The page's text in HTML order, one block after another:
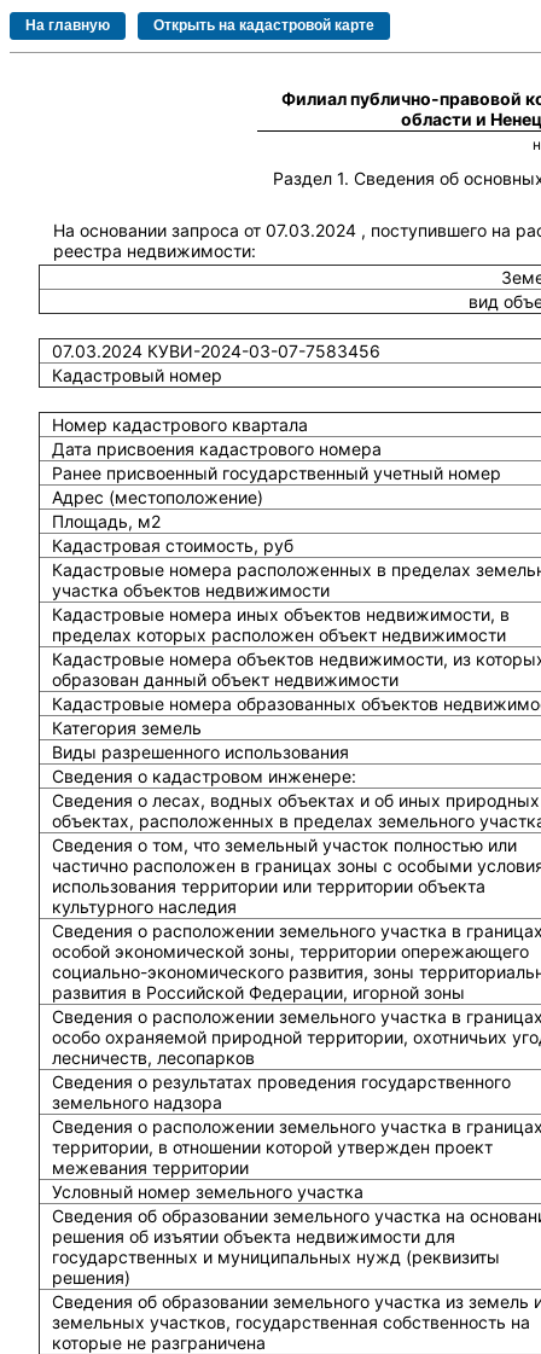
Филиал публично-правовой
области и
Раздел 1. Сведения об
На основании запроса от 07.03.2024 , поступившего на
реестра недвижимости:
вид
07.03.2024 КУВИ-2024-03-07-7583456
Кадастровый номер
Номер кадастрового квартала
Дата присвоения кадастрового номера
Ранее присвоенный государственный учетный номер
Адрес (местоположение)
Площадь, м2
Кадастровая стоимость, руб
Кадастровые номера расположенных в пределах
участка объектов недвижимости
Кадастровые номера иных объектов недвижимости, в
пределах которых расположен объект недвижимости
Кадастровые номера объектов недвижимости, из
образован данный объект недвижимости
Кадастровые номера образованных объектов
Категория земель
Виды разрешенного использования
Сведения о кадастровом инженере:
Cведения о лесах, водных объектах и об иных природных
объектах, расположенных в пределах земельного
Сведения о том, что земельный участок полностью или
частично расположен в границах зоны с особыми
использования территории или территории объекта
культурного наследия
Сведения о расположении земельного участка в
особой экономической зоны, территории опережающего
социально-экономического развития, зоны
развития в Российской Федерации, игорной зоны
Сведения о расположении земельного участка в
особо охраняемой природной территории, охотничьих
лесничеств, лесопарков
Сведения о результатах проведения государственного
земельного надзора
Сведения о расположении земельного участка в
территории, в отношении которой утвержден проект
межевания территории
Условный номер земельного участка
Сведения об образовании земельного участка на
решения об изъятии объекта недвижимости для
государственных и муниципальных нужд (реквизиты
решения)
Сведения об образовании земельного участка из земель
земельных участков, государственная собственность на
которые не разграничена